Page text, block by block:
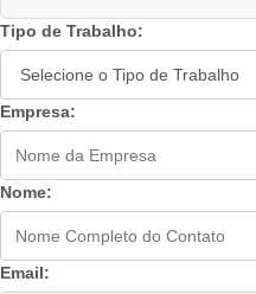
Tipo de Trabalho:
Empresa:
Nome:
Email: